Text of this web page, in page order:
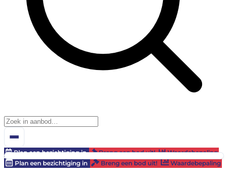
Plan een bezichtiging in Breng een bod uit!
Waardebepaling
Plan een bezichtiging in
Breng een bod uit! Waardebepaling